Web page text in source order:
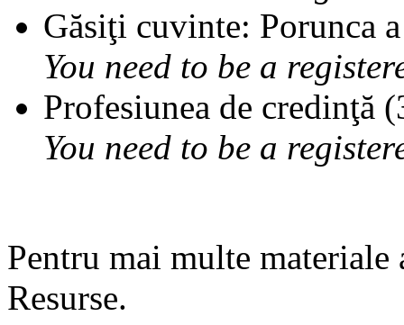
Găsiţi cuvinte: Porunca
You need to be a
Profesiunea de credinţă
You need to be a
Pentru mai multe materiale
Resurse.